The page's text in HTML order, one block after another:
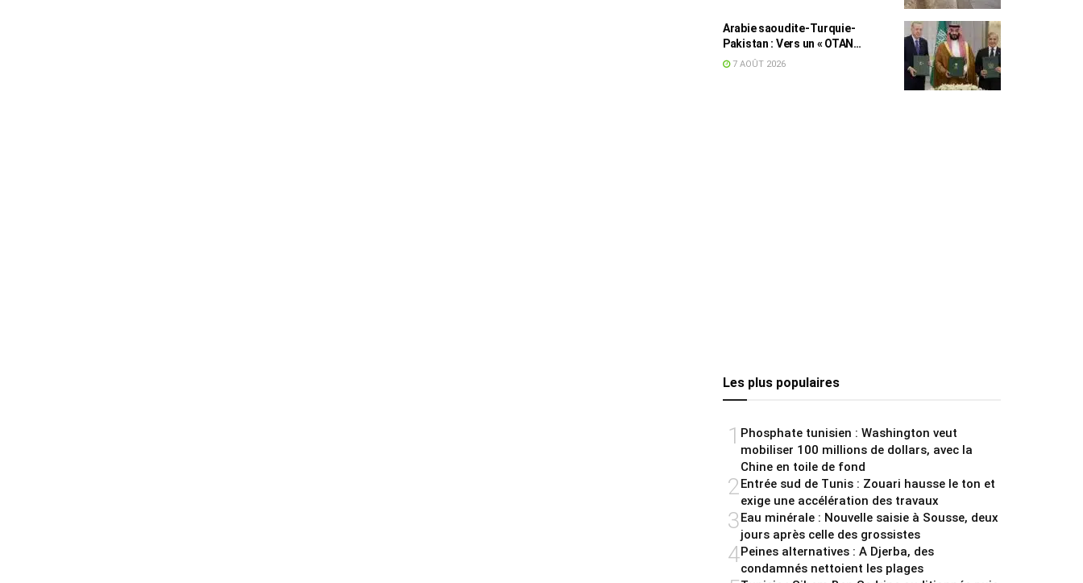
Arabie saoudite-Turquie-
Pakistan : Vers un « OTAN
islamique » ?
7 AOÛT 2026
Les plus populaires
1 Phosphate tunisien : Washington veut
mobiliser 100 millions de dollars, avec la
Chine en toile de fond
2Entrée sud de Tunis : Zouari hausse le ton et
exige une accélération des travaux
3Eau minérale : Nouvelle saisie à Sousse, deux
jours après celle des grossistes
4Peines alternatives : A Djerba, des
condamnés nettoient les plages